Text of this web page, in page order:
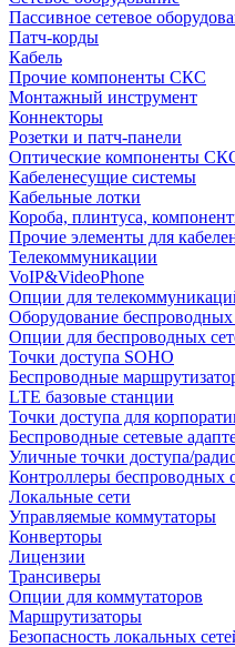
Пассивное сетевое
Патч-корды
Кабель
Прочие компоненты СКС
Монтажный инструмент
Коннекторы
Розетки и патч-панели
Оптические компоненты
Кабеленесущие системы
Кабельные лотки
Короба, плинтуса,
Прочие элементы для
Телекоммуникации
VoIP&VideoPhone
Опции для
Оборудование беспроводных
Опции для беспроводных
Точки доступа SOHO
Беспроводные
LTE базовые станции
Точки доступа для
Беспроводные сетевые
Уличные точки доступа/
Контроллеры беспроводных
Локальные сети
Управляемые коммутаторы
Конверторы
Лицензии
Трансиверы
Опции для коммутаторов
Маршрутизаторы
Безопасность локальных